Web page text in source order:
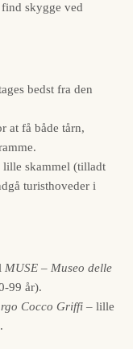
skygge ved
bedst fra den
at få både tårn,
lille skammel (tilladt
turisthoveder i
MUSE – Museo delle
99 år).
Cocco Griffi – lille